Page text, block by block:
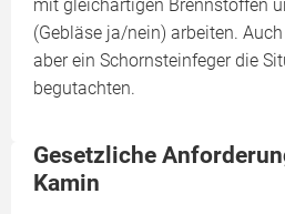
mit gleichartigen Brennstoffen
(Gebläse ja/nein) arbeiten.
aber ein Schornsteinfeger die
begutachten.
Gesetzliche
Kamin